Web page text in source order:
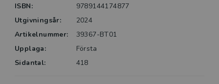
ISBN:
9789144174877
Utgivningsår:
2024
Artikelnummer:
39367-BT01
Upplaga:
Första
Sidantal:
418